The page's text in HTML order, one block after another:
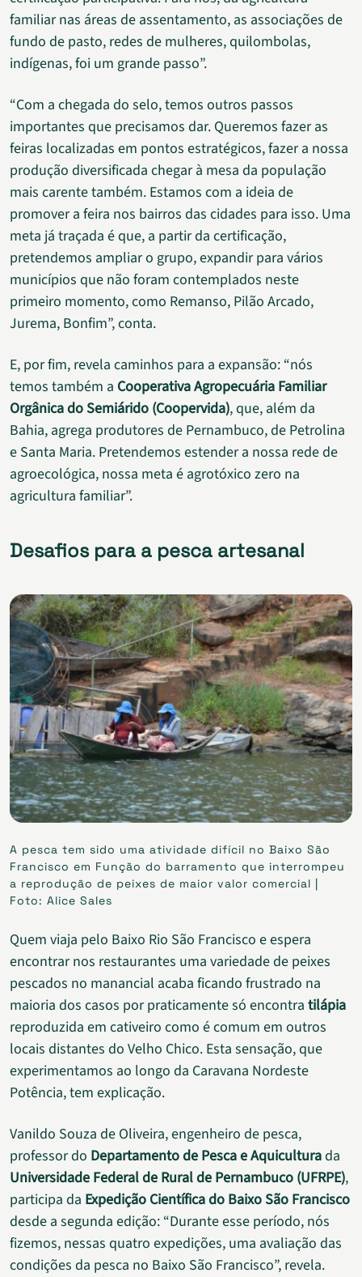
familiar nas áreas de assentamento, as associações de
fundo de pasto, redes de mulheres, quilombolas,
indígenas, foi um grande passo”.
“Com a chegada do selo, temos outros passos
importantes que precisamos dar. Queremos fazer as
feiras localizadas em pontos estratégicos, fazer a nossa
produção diversificada chegar à mesa da população
mais carente também. Estamos com a ideia de
promover a feira nos bairros das cidades para isso. Uma
meta já traçada é que, a partir da certificação,
pretendemos ampliar o grupo, expandir para vários
municípios que não foram contemplados neste
primeiro momento, como Remanso, Pilão Arcado,
Jurema, Bonfim”, conta.
E, por fim, revela caminhos para a expansão: “nós
temos também a Cooperativa Agropecuária Familiar
Orgânica do Semiárido (Coopervida), que, além da
Bahia, agrega produtores de Pernambuco, de Petrolina
e Santa Maria. Pretendemos estender a nossa rede de
agroecológica, nossa meta é agrotóxico zero na
agricultura familiar”.
Desafios para a pesca artesanal
A pesca tem sido uma atividade difícil no Baixo São
Francisco em Função do barramento que interrompeu
a reprodução de peixes de maior valor comercial |
Foto: Alice Sales
Quem viaja pelo Baixo Rio São Francisco e espera
encontrar nos restaurantes uma variedade de peixes
pescados no manancial acaba ficando frustrado na
maioria dos casos por praticamente só encontra tilápia
reproduzida em cativeiro como é comum em outros
locais distantes do Velho Chico. Esta sensação, que
experimentamos ao longo da Caravana Nordeste
Potência, tem explicação.
Vanildo Souza de Oliveira, engenheiro de pesca,
professor do Departamento de Pesca e Aquiculturada
Universidade Federal de Rural de Pernambuco (UFRPE),
participa da Expedição Científica do Baixo São Francisco
desde a segunda edição: “Durante esse período, nós
fizemos, nessas quatro expedições, uma avaliação das
condições da pesca no Baixo São Francisco”, revela.